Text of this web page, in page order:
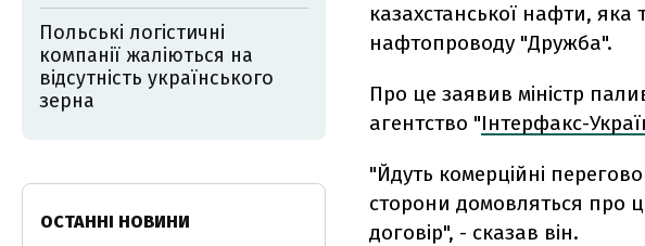
казахстанської нафти, яка
нафтопроводу "Дружба".
Про це заявив міністр
агентство "Інтерфакс-
"Йдуть комерційні
сторони домовляться про
договір", - сказав він.
Польські логістичні
компанії жаліються на
відсутність українського
зерна
ОСТАННІ НОВИНИ